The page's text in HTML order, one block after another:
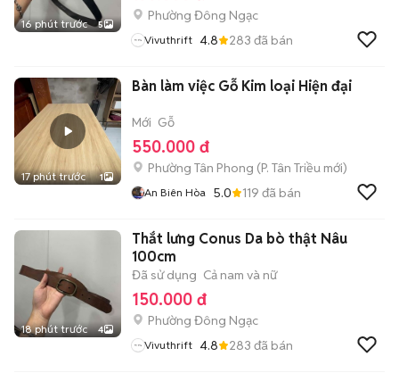
16 phút trước 5
Phường Đông Ngạc
Vivuthrift 4.8 283 đã bán
17 phút trước 1
Bàn làm việc Gỗ Kim loại Hiện đại
Mới Gỗ
550.000 đ
Phường Tân Phong (P. Tân Triều mới)
An Biên Hòa 5.0 119 đã bán
18 phút trước 4
Thắt lưng Conus Da bò thật Nâu
100cm
Đã sử dụng Cả nam và nữ
150.000 đ
Phường Đông Ngạc
Vivuthrift 4.8 283 đã bán